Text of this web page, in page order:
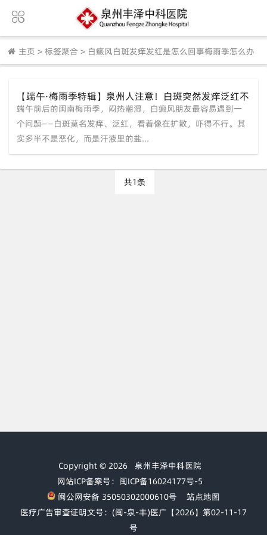
主页 > 标签聚合 > 白癜风白斑发痒发红是怎么回事梅雨季怎么办
【端午·梅雨季特辑】泉州人注意！白斑突然发痒泛红不
是"扩散警报"，多半是汗液在"腌"你——中科皮肤科专家
教你三步急救
端午前后的闽南梅雨季，闷热潮湿，白癜风朋友最容易遇到一
个问题——白斑莫名发痒、泛红，看着像在扩散，吓得不行。其
实多半不是恶化，而是汗液里的盐...
共1条
Copyright © 2026 泉州丰泽中科医院
网站ICP备案号：闽ICP备16024177号-5
闽公网安备 35050302000610号
站点地图
医疗广告审查证明文号：(闽-泉-丰)医广【2026】第02-11-17
号